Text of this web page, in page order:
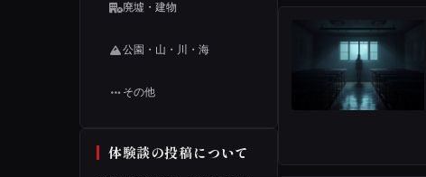
廃墟・建物
公園・山・川・海
その他
体験談の投稿について